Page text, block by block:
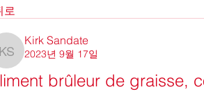
로
Kirk Sandate
Kirk Sandate
2023년 9월 17일
brûleur de graisse,